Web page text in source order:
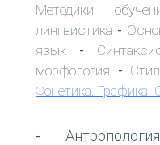
Методики
лингвистика -
язык -
морфология -
Фонетика. Графика.
- Антропология